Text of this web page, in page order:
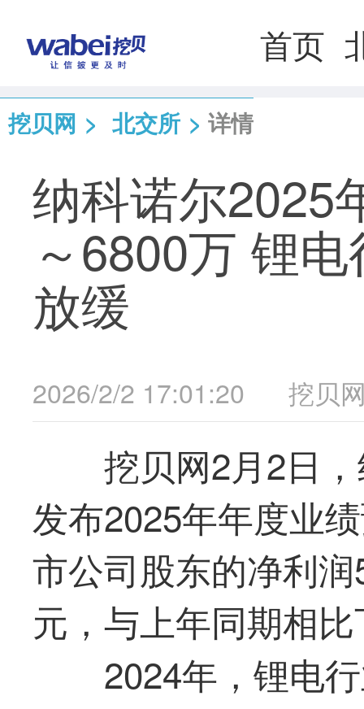
首页
挖贝网 > 北交所 > 详情
纳科诺尔2025
～6800万 锂
放缓
2026/2/2 17:01:20 挖贝
挖贝网2月2日
发布2025年年度业
市公司股东的净利
元，与上年同期相
2024年，锂电